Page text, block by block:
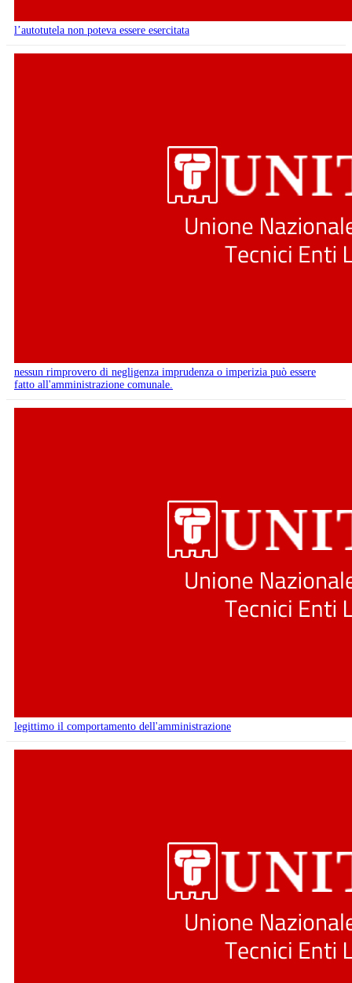
l’autotutela non poteva essere esercitata
nessun rimprovero di negligenza imprudenza o imperizia può essere
fatto all'amministrazione comunale.
legittimo il comportamento dell'amministrazione